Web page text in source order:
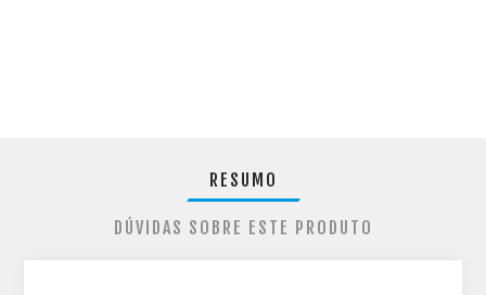
RESUMO
DÚVIDAS SOBRE ESTE PRODUTO